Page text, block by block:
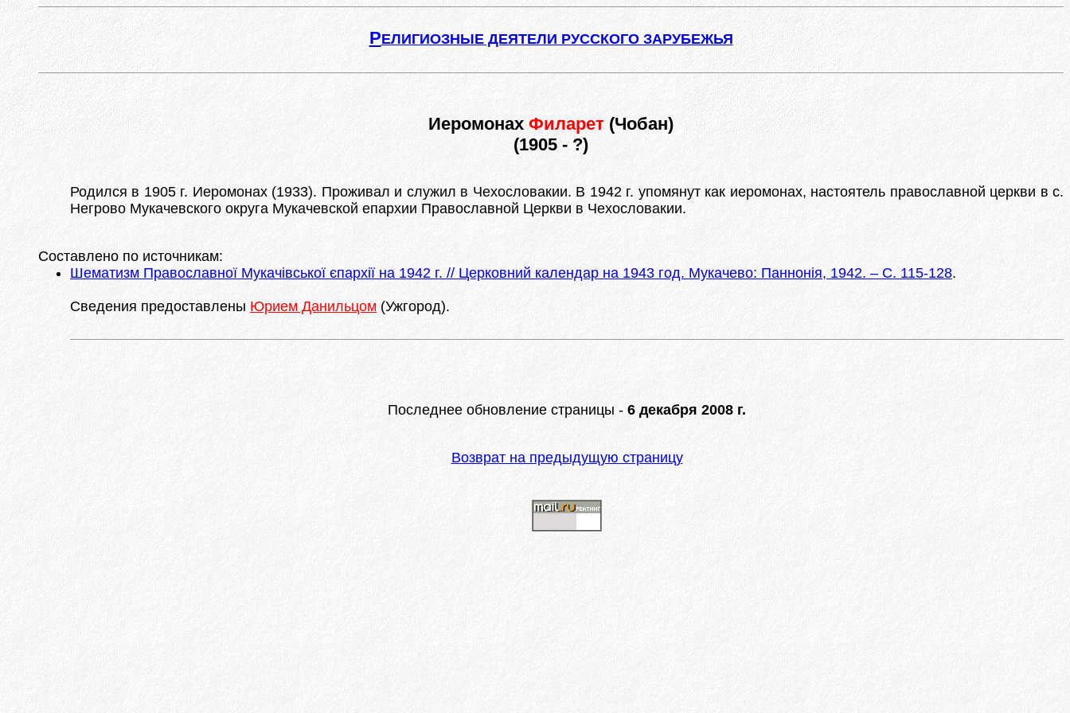
РЕЛИГИОЗНЫЕ ДЕЯТЕЛИ РУССКОГО ЗАРУБЕЖЬЯ
Иеромонах Филарет (Чобан)
(1905 - ?)
Родился в 1905 г. Иеромонах (1933). Проживал и служил в Чехословакии. В 1942 г. упомянут как иеромонах, настоятель православной церкви в с.
Негрово Мукачевского округа Мукачевской епархии Православной Церкви в Чехословакии.
Составлено по источникам:
Шематизм Православної Мукачівської єпархії на 1942 г. // Церковний календар на 1943 год. Мукачево: Паннонія, 1942. – С. 115-128.
Сведения предоставлены Юрием Данильцом (Ужгород).
Последнее обновление страницы - 6 декабря 2008 г.
Возврат на предыдущую страницу